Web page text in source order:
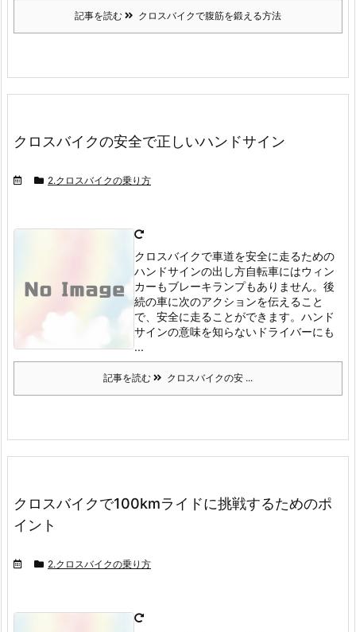
記事を読む クロスバイクで腹筋を鍛える方法
クロスバイクの安全で正しいハンドサイン
2.クロスバイクの乗り方
クロスバイクで車道を安全に走るための
ハンドサインの出し方自転車にはウィン
カーもブレーキランプもありません。 後
続の車に次のアクションを伝えること
で、安全に走ることができます。 ハンド
サインの意味を知らないドライバーにも
...
記事を読む クロスバイクの安 ...
クロスバイクで100kmライドに挑戦するためのポ
イント
2.クロスバイクの乗り方